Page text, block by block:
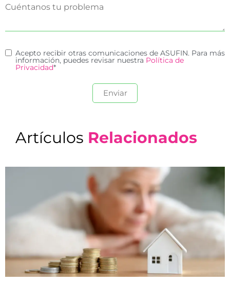
Acepto recibir otras comunicaciones de ASUFIN. Para más
información, puedes revisar nuestra Política de
Privacidad*
Artículos Relacionados